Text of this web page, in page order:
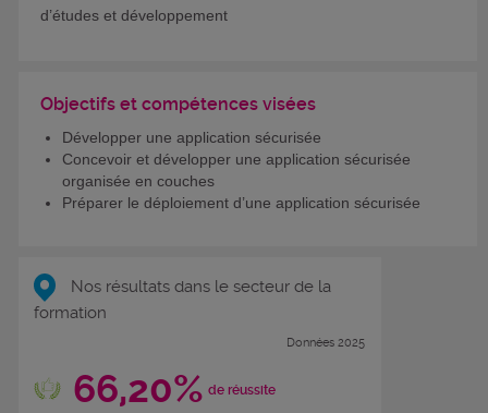
d’études et développement
Objectifs et compétences visées
Développer une application sécurisée
Concevoir et développer une application sécurisée
organisée en couches
Préparer le déploiement d’une application sécurisée
Nos résultats dans le secteur de la
formation
Données 2025
66,20% de réussite